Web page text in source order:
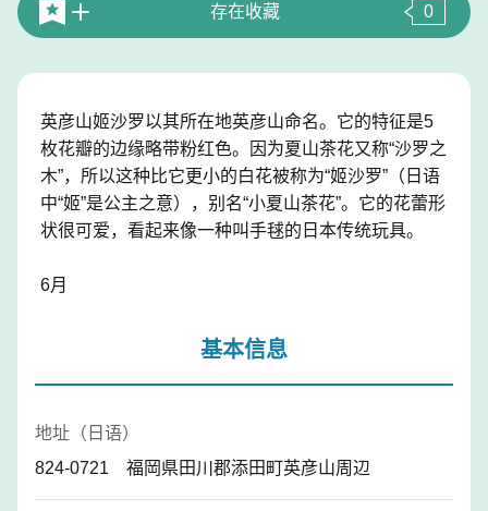
存在收藏 0
英彦山姬沙罗以其所在地英彦山命名。它的特征是5
枚花瓣的边缘略带粉红色。因为夏山茶花又称“沙罗之
木”，所以这种比它更小的白花被称为“姬沙罗”（日语
中“姬”是公主之意），别名“小夏山茶花”。它的花蕾形
状很可爱，看起来像一种叫手毬的日本传统玩具。
6月
基本信息
地址（日语）
824-0721 福岡県田川郡添田町英彦山周辺